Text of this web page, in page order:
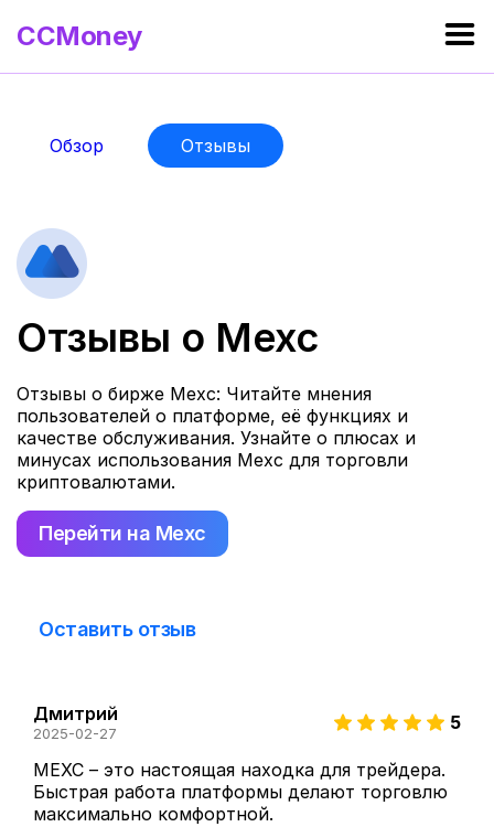
CCMoney
Обзор Отзывы
Отзывы о Mexc
Отзывы о бирже Mexc: Читайте мнения
пользователей о платформе, её функциях и
качестве обслуживания. Узнайте о плюсах и
минусах использования Mexc для торговли
криптовалютами.
Перейти на Mexc
Оставить отзыв
Дмитрий
2025-02-27 5
MEXC – это настоящая находка для трейдера.
Быстрая работа платформы делают торговлю
максимально комфортной.